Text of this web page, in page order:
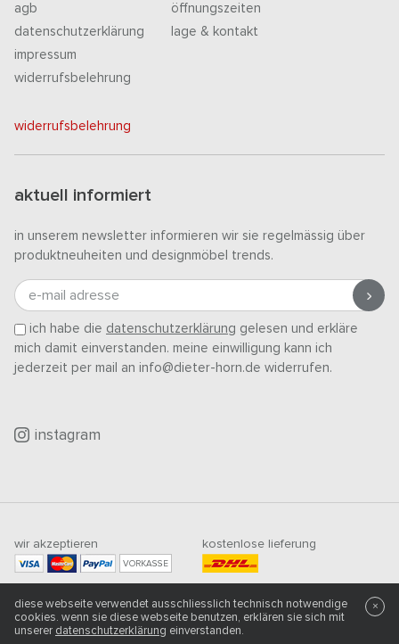
agb
datenschutzerklärung
impressum
widerrufsbelehrung
öffnungszeiten
lage & kontakt
widerrufsbelehrung
aktuell informiert
in unserem newsletter informieren wir sie regelmässig über
produktneuheiten und designmöbel trends.
e-mail adresse
ich habe die datenschutzerklärung gelesen und erkläre
mich damit einverstanden. meine einwilligung kann ich
jederzeit per mail an info@dieter-horn.de widerrufen.
instagram
wir akzeptieren
VORKASSE
kostenlose lieferung
mindestbestellwert
500CHF
diese webseite verwendet ausschliesslich technisch notwendige
cookies. wenn sie diese webseite benutzen, erklären sie sich mit
unserer datenschutzerklärung einverstanden.
×